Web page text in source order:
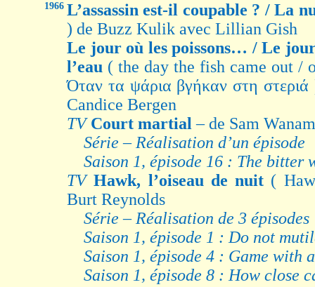
1966 L’assassin est-il coupable ? / La
) de Buzz Kulik avec Lillian Gish
Le jour où les poissons… / Le jour
l’eau ( the day the fish came out /
Όταν τα ψάρια βγήκαν στη
Candice Bergen
TV Court martial– de Sam
Série – Réalisation d’un épisode
Saison 1, épisode 16 : The bitter
TV Hawk, l’oiseau de nuit (
Burt Reynolds
Série – Réalisation de 3 épisodes
Saison 1, épisode 1 : Do not
Saison 1, épisode 4 : Game with
Saison 1, épisode 8 : How close